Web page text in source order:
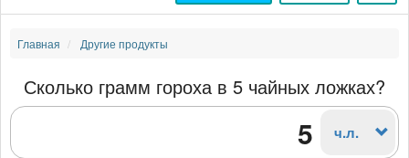
Главная Другие продукты
Сколько грамм гороха в 5 чайных ложках?
ч.л.